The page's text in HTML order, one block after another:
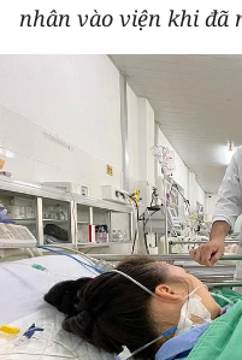
PHÁP LUẬT
THẾ GIỚI
THỂ THAO
GIÁO DỤC
Y TẾ
nhân vào viện khi đã